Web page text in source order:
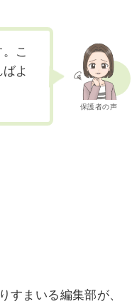
保護者の声
こ
よ
まいる編集部が、